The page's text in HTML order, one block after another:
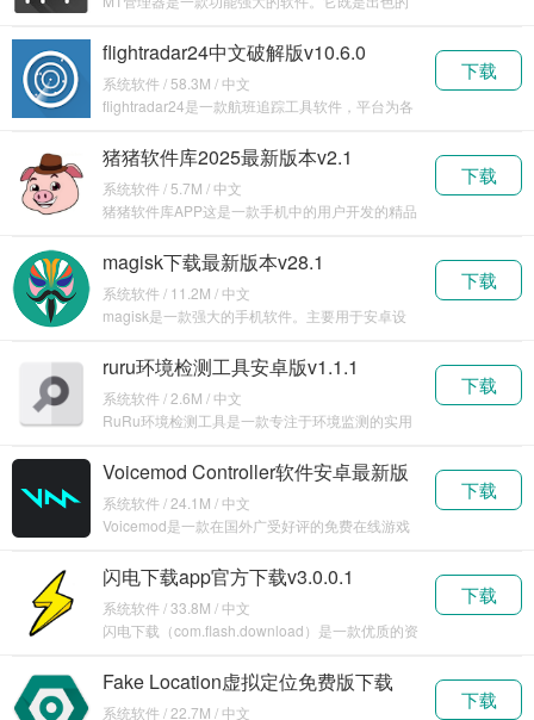
flightradar24中文破解版v10.6.0
系统软件 / 58.3M / 中文
flightradar24是一款航班追踪工具软件，平台为各
下载
猪猪软件库2025最新版本v2.1
系统软件 / 5.7M / 中文
猪猪软件库APP这是一款手机中的用户开发的精品
下载
magisk下载最新版本v28.1
系统软件 / 11.2M / 中文
magisk是一款强大的手机软件。主要用于安卓设
下载
ruru环境检测工具安卓版v1.1.1
系统软件 / 2.6M / 中文
RuRu环境检测工具是一款专注于环境监测的实用
下载
Voicemod Controller软件安卓最新版
下载v1.0.17
系统软件 / 24.1M / 中文
Voicemod是一款在国外广受好评的免费在线游戏
下载
闪电下载app官方下载v3.0.0.1
系统软件 / 33.8M / 中文
闪电下载（com.flash.download）是一款优质的资
下载
Fake Location虚拟定位免费版下载
v1.3.5
系统软件 / 22.7M / 中文
下载